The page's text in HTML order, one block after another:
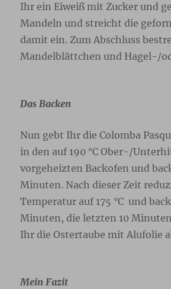
Ihr ein Eiweiß mit Zucker und
Mandeln und streicht die
damit ein. Zum Abschluss
Mandelblättchen und Hagel-/
Das Backen
Nun gebt Ihr die Colomba
in den auf 190 °C Ober-/
vorgeheizten Backofen und
Minuten. Nach dieser Zeit
Temperatur auf 175 °C und
Minuten, die letzten 10
Ihr die Ostertaube mit Alufolie
Mein Fazit